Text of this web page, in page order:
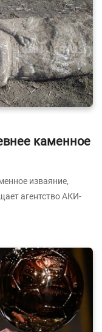
каменное
изваяние,
агентство АКИ-